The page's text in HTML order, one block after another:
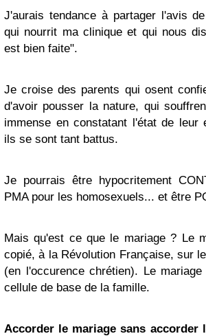
J'aurais tendance à partager l'avis
qui nourrit ma clinique et qui nous
est bien faite".
Je croise des parents qui osent
d'avoir pousser la nature, qui
immense en constatant l'état de leur
ils se sont tant battus.
Je pourrais être hypocritement
PMA pour les homosexuels... et être
Mais qu'est ce que le mariage ? Le
copié, à la Révolution Française, sur
(en l'occurence chrétien). Le
cellule de base de la famille.
Accorder le mariage sans accorder